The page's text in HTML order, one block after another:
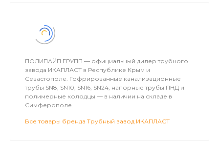
ПОЛИПАЙП ГРУПП — официальный дилер трубного
завода ИКАПЛАСТ в Республике Крым и
Севастополе. Гофрированные канализационные
трубы SN8, SN10, SN16, SN24, напорные трубы ПНД и
полимерные колодцы — в наличии на складе в
Симферополе.
Все товары бренда Трубный завод ИКАПЛАСТ